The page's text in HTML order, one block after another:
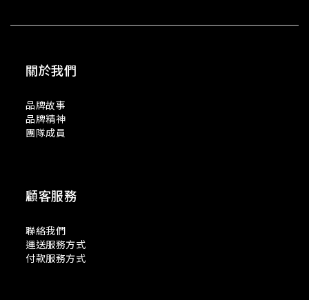
關於我們
品牌故事
品牌精神
團隊成員
顧客服務
聯絡我們
運送服務方式
付款服務方式